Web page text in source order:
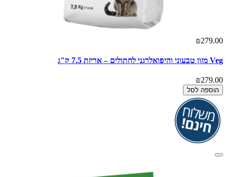
₪279.00
Veg מזון טבעוני והיפואלרגני לחתולים – אריזת 7.5 ק"ג
₪279.00
הוספה לסל